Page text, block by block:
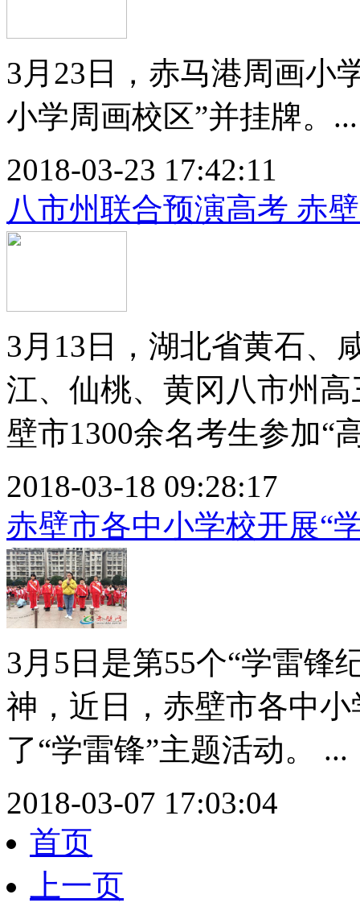
3月23日，赤马港周画小
小学周画校区”并挂牌。...
2018-03-23 17:42:11
八市州联合预演高考 赤
3月13日，湖北省黄石、
江、仙桃、黄冈八市州
壁市1300余名考生参加“
2018-03-18 09:28:17
赤壁市各中小学校开展“
3月5日是第55个“学雷锋
神，近日，赤壁市各中
了“学雷锋”主题活动。 ...
2018-03-07 17:03:04
首页
上一页